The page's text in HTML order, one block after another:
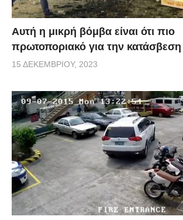
Αυτή η μικρή βόμβα είναι ότι πιο
πρωτοποριακό για την
15 ΔΕΚΕΜΒΡΊΟΥ, 2023